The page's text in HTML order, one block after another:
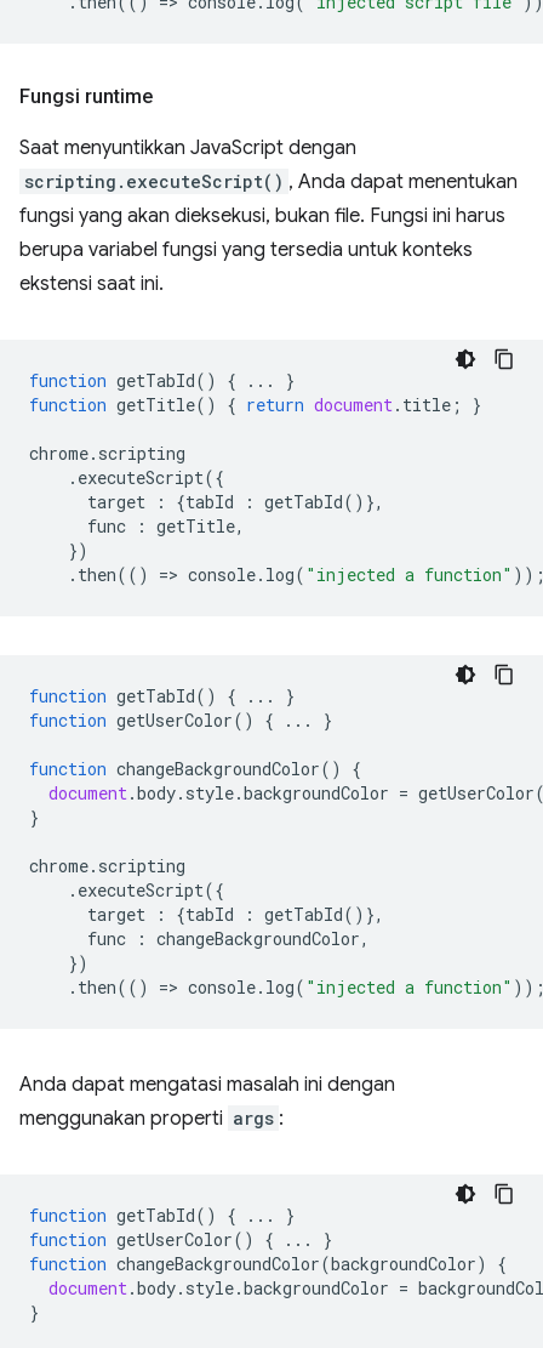
Fungsi runtime
Saat menyuntikkan JavaScript dengan
scripting.executeScript() , Anda dapat menentukan
fungsi yang akan dieksekusi, bukan file. Fungsi ini harus
berupa variabel fungsi yang tersedia untuk konteks
ekstensi saat ini.
function getTabId() { ...
}
function getTitle() { return document. title ; }
chrome. scripting
. executeScript({
target
: {tabId : getTabId()},
func
: getTitle,
})
. then(() => console. log( "injected a function"
function getTabId() { ...
}
function getUserColor() { ... }
function changeBackgroundColor()
{
document.body. style.backgroundColor = getUserColor
}
chrome. scripting
. executeScript({
target
: {tabId : getTabId()},
func
: changeBackgroundColor,
})
. then(() => console. log( "injected a function"
Anda dapat mengatasi masalah ini dengan
menggunakan properti args :
function getTabId() { ...
}
function getUserColor() { ...
}
function changeBackgroundColor(backgroundColor)
{
document.body. style.backgroundColor =
}